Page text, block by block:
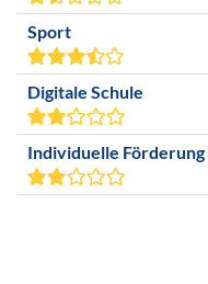
Sport
Digitale Schule
Individuelle Förderung